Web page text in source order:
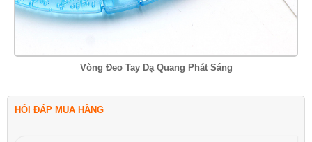
Vòng Đeo Tay Dạ Quang Phát Sáng
HỎI ĐÁP MUA HÀNG